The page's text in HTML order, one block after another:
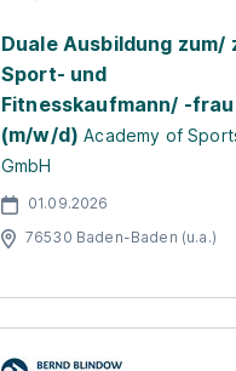
Duale Ausbildung zum/
Sport- und
Fitnesskaufmann/ -frau
(m/w/d) Academy of
GmbH
01.09.2026
76530 Baden-Baden (u.a.)